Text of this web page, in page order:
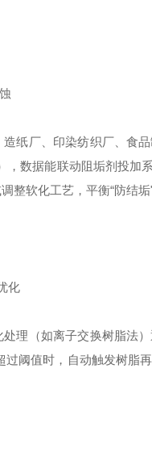
纸厂、印染纺织厂、食
，数据能联动阻垢剂投
整软化工艺，平衡“防结
化
理（如离子交换树脂法
过阈值时，自动触发树脂